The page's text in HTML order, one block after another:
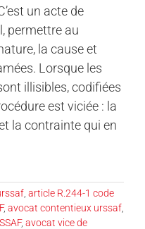
un acte de
permettre au
la cause et
Lorsque les
illisibles, codifiées
est viciée : la
la contrainte qui en
article R.244-1 code
, avocat contentieux urssaf
, avocat vice de